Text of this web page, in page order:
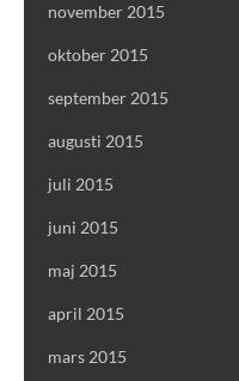
november 2015
oktober 2015
september 2015
augusti 2015
juli 2015
juni 2015
maj 2015
april 2015
mars 2015